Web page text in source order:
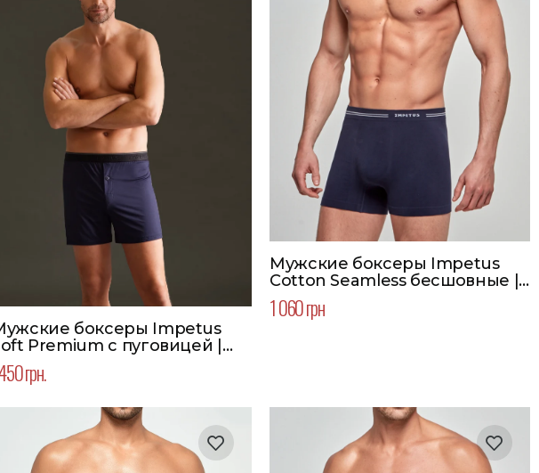
боксеры Impetus
Premium с пуговицей |
синий
грн.
Мужские боксеры Impetus
Cotton Seamless бесшовные | |
Цвет синий
1 060 грн